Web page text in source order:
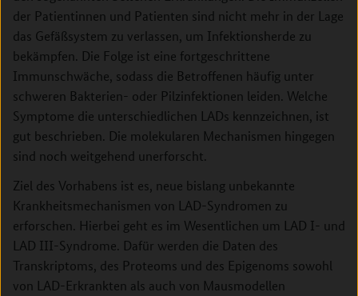
der Patientinnen und Patienten sind nicht mehr in der Lage
das Gefäßsystem zu verlassen, um Infektionsherde zu
bekämpfen. Die Folge ist eine fortgeschrittene
Immunschwäche, sodass die Betroffenen häufig unter
schweren Bakterien- oder Pilzinfektionen leiden. Welche
Symptome die unterschiedlichen LADs kennzeichnen, ist
gut beschrieben. Die molekularen Mechanismen hingegen
sind noch weitgehend unerforscht.
Ziel des Vorhabens ist es, neue bislang unbekannte
Krankheitsmechanismen von LAD-Syndromen zu
erforschen. Hierbei geht es im Wesentlichen um LAD I- und
LAD III-Syndrome. Dafür werden die Daten des
Transkriptoms, des Proteoms und des Epigenoms sowohl
von LAD-Erkrankten als auch von Mausmodellen